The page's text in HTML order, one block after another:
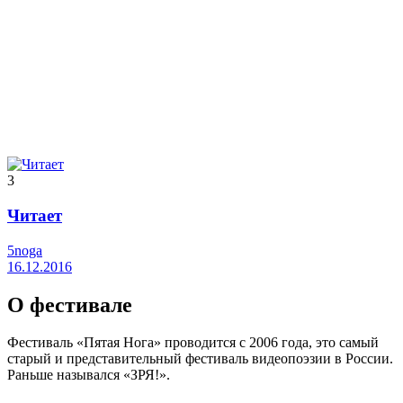
3
Читает
5noga
16.12.2016
О фестивале
Фестиваль «Пятая Нога» проводится с 2006 года, это самый
старый и представительный фестиваль видеопоэзии в России.
Раньше назывался «ЗРЯ!».